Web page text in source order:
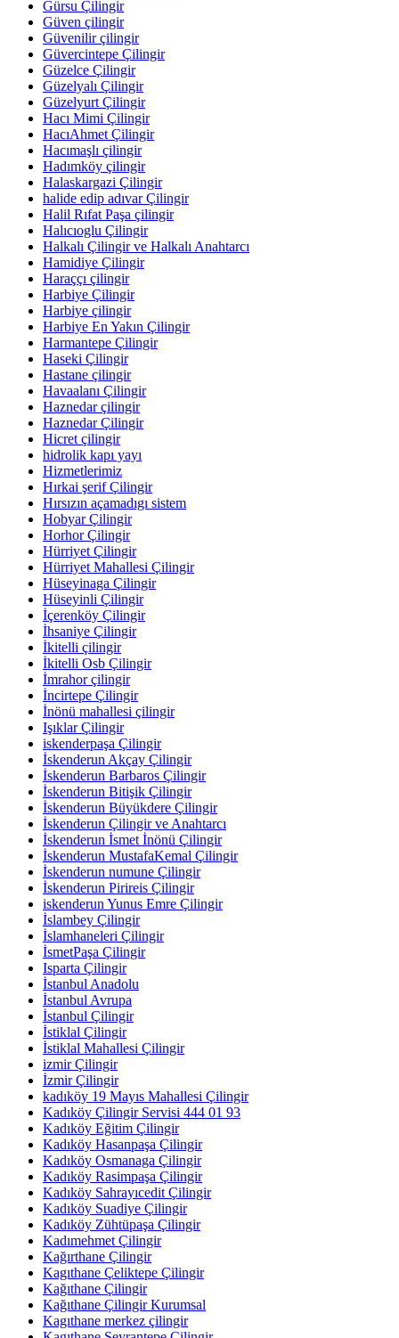
Gürsu Çilingir
Güven çilingir
Güvenilir çilingir
Güvercintepe Çilingir
Güzelce Çilingir
Güzelyalı Çilingir
Güzelyurt Çilingir
Hacı Mimi Çilingir
HacıAhmet Çilingir
Hacımaşlı çilingir
Hadımköy çilingir
Halaskargazi Çilingir
halide edip adıvar Çilingir
Halil Rıfat Paşa çilingir
Halıcıoglu Çilingir
Halkalı Çilingir ve Halkalı Anahtarcı
Hamidiye Çilingir
Haraççı çilingir
Harbiye Çilingir
Harbiye çilingir
Harbiye En Yakın Çilingir
Harmantepe Çilingir
Haseki Çilingir
Hastane çilingir
Havaalanı Çilingir
Haznedar çilingir
Haznedar Çilingir
Hicret çilingir
hidrolik kapı yayı
Hizmetlerimiz
Hırkai şerif Çilingir
Hırsızın açamadıgı sistem
Hobyar Çilingir
Horhor Çilingir
Hürriyet Çilingir
Hürriyet Mahallesi Çilingir
Hüseyinaga Çilingir
Hüseyinli Çilingir
İçerenköy Çilingir
İhsaniye Çilingir
İkitelli çilingir
İkitelli Osb Çilingir
İmrahor çilingir
İncirtepe Çilingir
İnönü mahallesi çilingir
Işıklar Çilingir
iskenderpaşa Çilingir
İskenderun Akçay Çilingir
İskenderun Barbaros Çilingir
İskenderun Bitişik Çilingir
İskenderun Büyükdere Çilingir
İskenderun Çilingir ve Anahtarcı
İskenderun İsmet İnönü Çilingir
İskenderun MustafaKemal Çilingir
İskenderun numune Çilingir
İskenderun Pirireis Çilingir
iskenderun Yunus Emre Çilingir
İslambey Çilingir
İslamhaneleri Çilingir
İsmetPaşa Çilingir
Isparta Çilingir
İstanbul Anadolu
İstanbul Avrupa
İstanbul Çilingir
İstiklal Çilingir
İstiklal Mahallesi Çilingir
izmir Çilingir
İzmir Çilingir
kadıköy 19 Mayıs Mahallesi Çilingir
Kadıköy Çilingir Servisi 444 01 93
Kadıköy Eğitim Çilingir
Kadıköy Hasanpaşa Çilingir
Kadıköy Osmanaga Çilingir
Kadıköy Rasimpaşa Çilingir
Kadıköy Sahrayıcedit Çilingir
Kadıköy Suadiye Çilingir
Kadıköy Zühtüpaşa Çilingir
Kadımehmet Çilingir
Kağırthane Çilingir
Kagıthane Çeliktepe Çilingir
Kağıthane Çilingir
Kağıthane Çilingir Kurumsal
Kagıthane merkez çilingir